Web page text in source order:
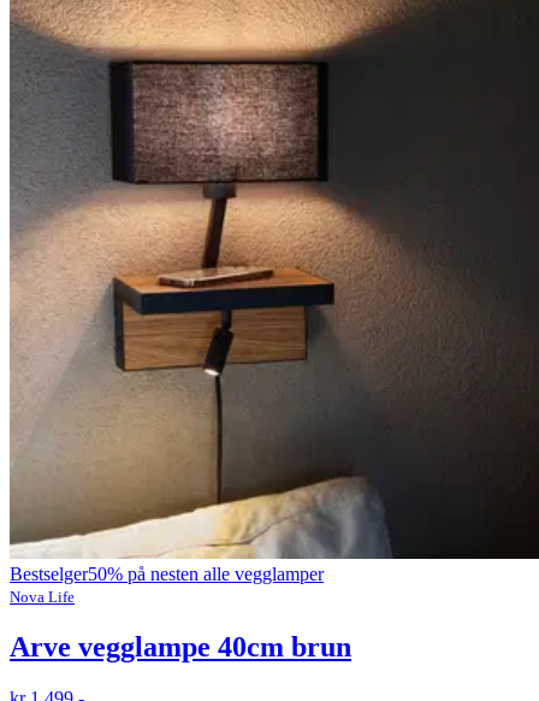
Bestselger50% på nesten alle vegglamper
Nova Life
Arve vegglampe 40cm brun